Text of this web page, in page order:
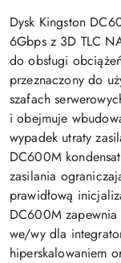
Dysk Kingston
6Gbps z 3D TLC
do obsługi
przeznaczony do
szafach
i obejmuje
wypadek utraty
DC600M
zasilania
prawidłową
DC600M
we/wy dla
hiperskalowaniem